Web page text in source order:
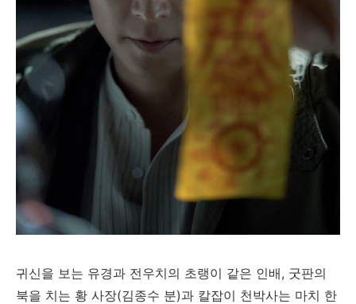
귀신을 보는 유경과 전우치의 초랭이 같은 인배, 굿판의
북을 치는 황 사장(김종수 분)과 칼잡이 천박사는 마치 한